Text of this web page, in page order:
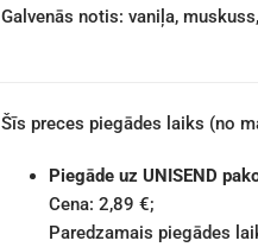
Galvenās notis: vaniļa,
Šīs preces piegādes laiks (no
Piegāde uz UNISEND
Cena: 2,89 €;
Paredzamais piegādes